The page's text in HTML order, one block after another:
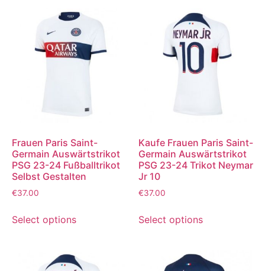
Frauen Paris Saint-
Germain Auswärtstrikot
PSG 23-24 Fußballtrikot
Selbst Gestalten
€37.00
Select options
Kaufe Frauen Paris Saint-
Germain Auswärtstrikot
PSG 23-24 Trikot Neymar
Jr 10
€37.00
Select options